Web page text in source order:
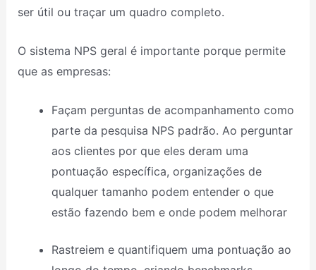
ser útil ou traçar um quadro completo.
O sistema NPS geral é importante porque permite
que as empresas:
Façam perguntas de acompanhamento como
parte da pesquisa NPS padrão. Ao perguntar
aos clientes por que eles deram uma
pontuação específica, organizações de
qualquer tamanho podem entender o que
estão fazendo bem e onde podem melhorar
Rastreiem e quantifiquem uma pontuação ao